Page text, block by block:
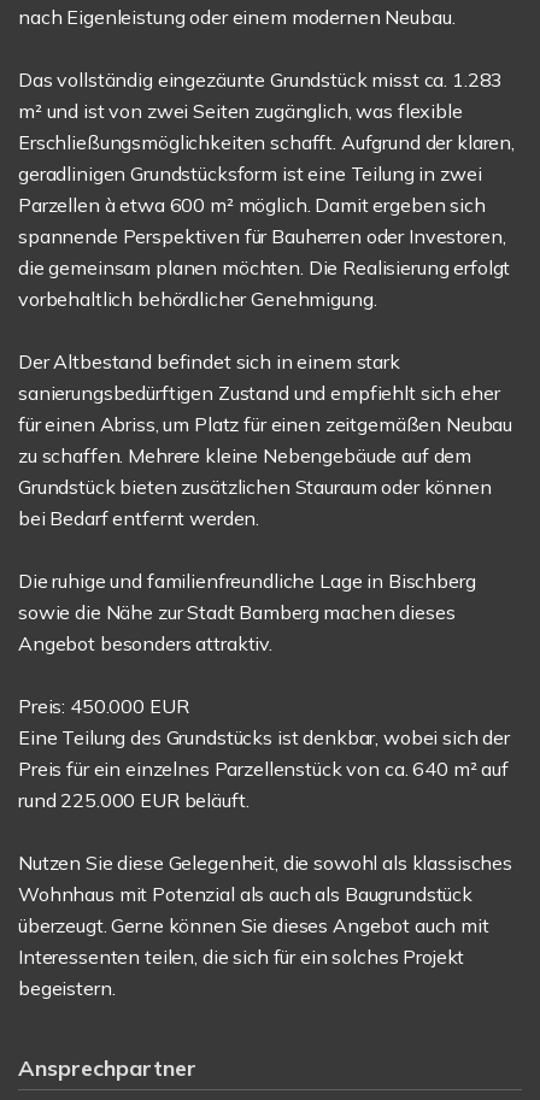
nach Eigenleistung oder einem modernen Neubau.
Das vollständig eingezäunte Grundstück misst ca. 1.283
m² und ist von zwei Seiten zugänglich, was flexible
Erschließungsmöglichkeiten schafft. Aufgrund der klaren,
geradlinigen Grundstücksform ist eine Teilung in zwei
Parzellen à etwa 600 m² möglich. Damit ergeben sich
spannende Perspektiven für Bauherren oder Investoren,
die gemeinsam planen möchten. Die Realisierung erfolgt
vorbehaltlich behördlicher Genehmigung.
Der Altbestand befindet sich in einem stark
sanierungsbedürftigen Zustand und empfiehlt sich eher
für einen Abriss, um Platz für einen zeitgemäßen Neubau
zu schaffen. Mehrere kleine Nebengebäude auf dem
Grundstück bieten zusätzlichen Stauraum oder können
bei Bedarf entfernt werden.
Die ruhige und familienfreundliche Lage in Bischberg
sowie die Nähe zur Stadt Bamberg machen dieses
Angebot besonders attraktiv.
Preis: 450.000 EUR
Eine Teilung des Grundstücks ist denkbar, wobei sich der
Preis für ein einzelnes Parzellenstück von ca. 640 m² auf
rund 225.000 EUR beläuft.
Nutzen Sie diese Gelegenheit, die sowohl als klassisches
Wohnhaus mit Potenzial als auch als Baugrundstück
überzeugt. Gerne können Sie dieses Angebot auch mit
Interessenten teilen, die sich für ein solches Projekt
begeistern.
Ansprechpartner